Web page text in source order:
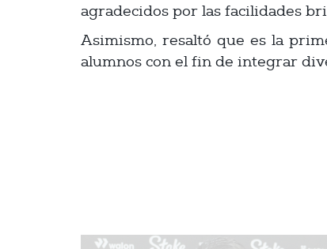
agradecidos por las facilidades
Asimismo, resaltó que es la
alumnos con el fin de integrar